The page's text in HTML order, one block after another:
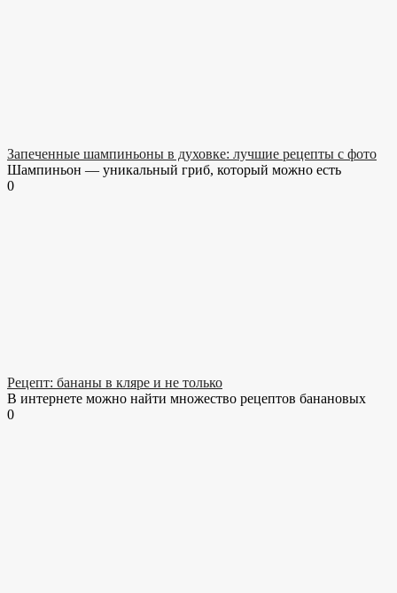
Запеченные шампиньоны в духовке: лучшие рецепты с фото
Шампиньон — уникальный гриб, который можно есть
0
Рецепт: бананы в кляре и не только
В интернете можно найти множество рецептов банановых
0